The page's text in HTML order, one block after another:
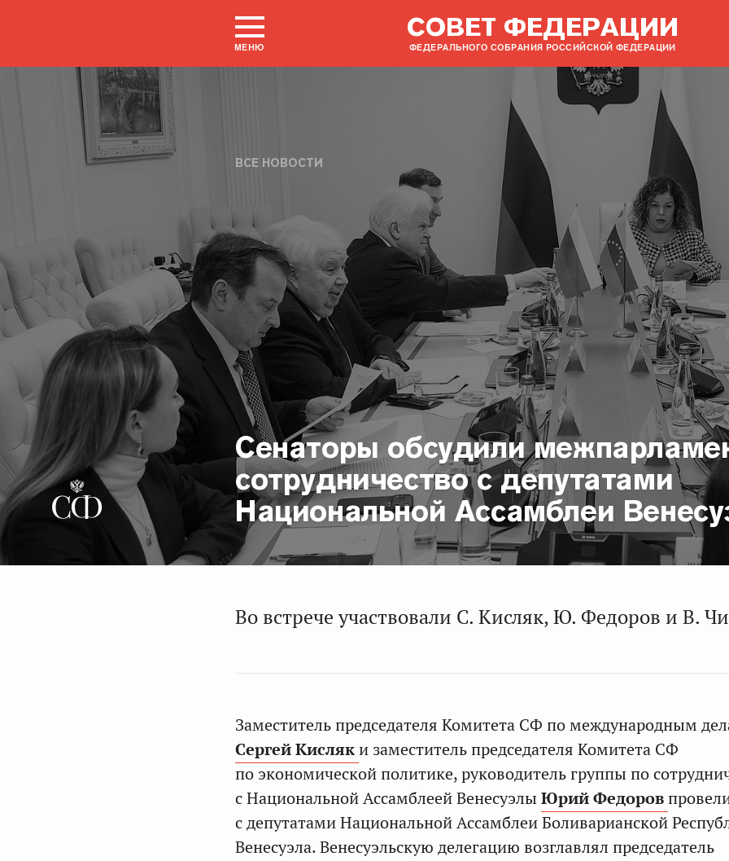
МЕНЮ
СОВЕТ ФЕДЕРАЦИИ
ФЕДЕРАЛЬНОГО СОБРАНИЯ РОССИЙСКОЙ ФЕДЕРАЦИИ
ВСЕ НОВОСТИ
Сенаторы обсудили
сотрудничество с депутатами
Национальной Ассамблеи
Во встрече участвовали С. Кисляк, Ю. Федоров и В.
Заместитель председателя Комитета СФ по международным
Сергей Кисляки заместитель председателя Комитета СФ
по экономической политике, руководитель группы по
с Национальной Ассамблеей Венесуэлы Юрий Федоров
с депутатами Национальной Ассамблеи Боливарианской
Венесуэла. Венесуэльскую делегацию возглавлял председатель